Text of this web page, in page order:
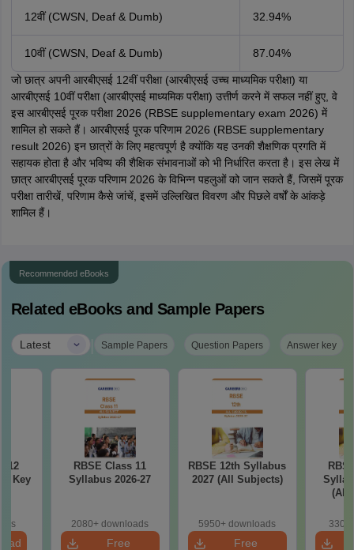
12वीं (CWSN, Deaf & Dumb) 32.94%
10वीं (CWSN, Deaf & Dumb) 87.04%
जो छात्र अपनी आरबीएसई 12वीं परीक्षा (आरबीएसई उच्च माध्यमिक परीक्षा) या
आरबीएसई 10वीं परीक्षा (आरबीएसई माध्यमिक परीक्षा) उत्तीर्ण करने में सफल नहीं हुए, वे
इस आरबीएसई पूरक परीक्षा 2026 (RBSE supplementary exam 2026) में
शामिल हो सकते हैं। आरबीएसई पूरक परिणाम 2026 (RBSE supplementary
result 2026) इन छात्रों के लिए महत्वपूर्ण है क्योंकि यह उनकी शैक्षणिक प्रगति में
सहायक होता है और भविष्य की शैक्षिक संभावनाओं को भी निर्धारित करता है। इस लेख में
छात्र आरबीएसई पूरक परिणाम 2026 के विभिन्न पहलुओं को जान सकते हैं, जिसमें पूरक
परीक्षा तारीखें, परिणाम कैसे जांचें, इसमें उल्लिखित विवरण और पिछले वर्षों के आंकड़े
शामिल हैं।
Recommended eBooks
Related eBooks and Sample Papers
Latest | Sample Papers Question Papers Answer key
12
Key
RBSE Class 11
Syllabus 2026-27
2080+ downloads
Free
RBSE 12th Syllabus
2027 (All Subjects)
5950+ downloads
Free
(All
330+